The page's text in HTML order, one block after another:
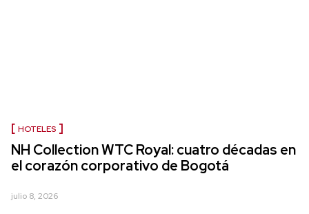
HOTELES
NH Collection WTC Royal: cuatro décadas en
el corazón corporativo de Bogotá
julio 8, 2026